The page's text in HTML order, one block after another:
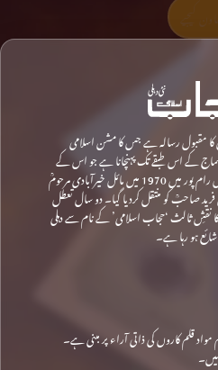
کا مقبول رسالہ ہے جس کا مشن اسلامی
سماج کے اس طبقے تک پہنچانا ہے جو اس کے
نصف کی نمائندہ ہے۔ حجاب کی داغ بیل رام پور میں 1970 میں مائل خیرآبادی مرحومؒ
میں ڈاکٹر ابن فرید صاحبؒ کو منتقل کردیا گیا۔ دو سال تعطل
نومبر 2003 سے اس کا نقشِ ثالث ‘حجاب اسلامی’ کے نام سے دہلی
ہو رہا ہے۔
قلم کاروں کی ذاتی آراء پر مبنی ہے۔